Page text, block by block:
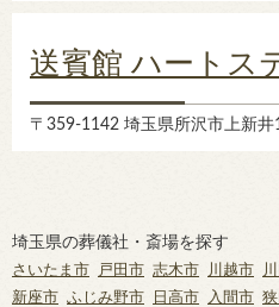
送賓館 ハートス
〒359-1142 埼玉県所沢市上新
埼玉県の葬儀社・斎場を探す
さいたま市 戸田市 志木市 川越市
新座市 ふじみ野市 日高市 入間市